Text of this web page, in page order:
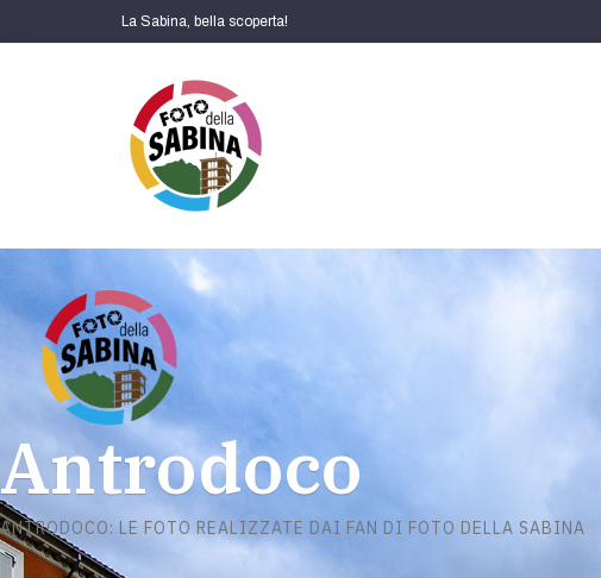
La Sabina, bella scoperta!
Antrodoco
ANTRODOCO: LE FOTO REALIZZATE DAI FAN DI FOTO DELLA SABINA